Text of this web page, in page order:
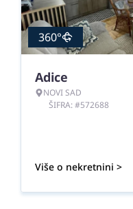
360°
Adice
NOVI SAD
ŠIFRA: #572688
Više o nekretnini >